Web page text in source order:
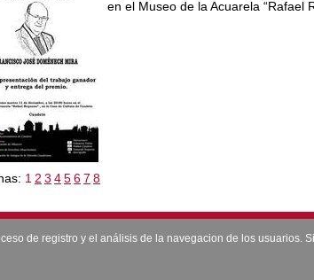
en el Museo de la Acuarela “Rafael
1 2 3 4567 8
Copyright © 2026 --- Todos los derechos
7 02660 Caudete (Albacete). www.caudetelacalle.es E-MAIL:
de registro y el análisis de la navegacion de los usuarios.